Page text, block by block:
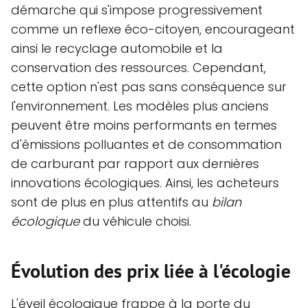
démarche qui s'impose progressivement
comme un reflexe éco-citoyen, encourageant
ainsi le recyclage automobile et la
conservation des ressources. Cependant,
cette option n'est pas sans conséquence sur
l'environnement. Les modèles plus anciens
peuvent être moins performants en termes
d'émissions polluantes et de consommation
de carburant par rapport aux dernières
innovations écologiques. Ainsi, les acheteurs
sont de plus en plus attentifs au bilan
écologiquedu véhicule choisi.
Évolution des prix liée à l'écologie
L'éveil écologique frappe à la porte du